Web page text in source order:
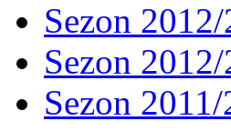
Sezon
Sezon
Sezon